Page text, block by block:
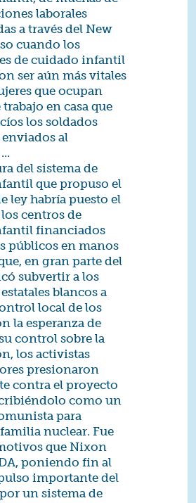
laborales
a través del New
cuando los
de cuidado infantil
ser aún más vitales
que ocupan
en casa que
los soldados
al
del sistema de
que propuso el
ley habría puesto el
centros de
financiados
públicos en manos
en gran parte del
subvertir a los
blancos a
local de los
la esperanza de
control sobre la
los activistas
presionaron
contra el proyecto
como un
para
nuclear. Fue
que Nixon
poniendo fin al
importante del
un sistema de